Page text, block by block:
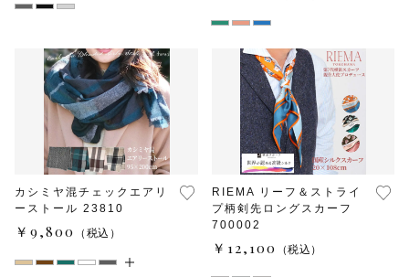
カシミヤ混チェックエアリ
ーストール 23810
￥9,800 （税込）
RIEMA リーフ＆ストライ
プ柄剣先ロングスカーフ
700002
￥12,100 （税込）